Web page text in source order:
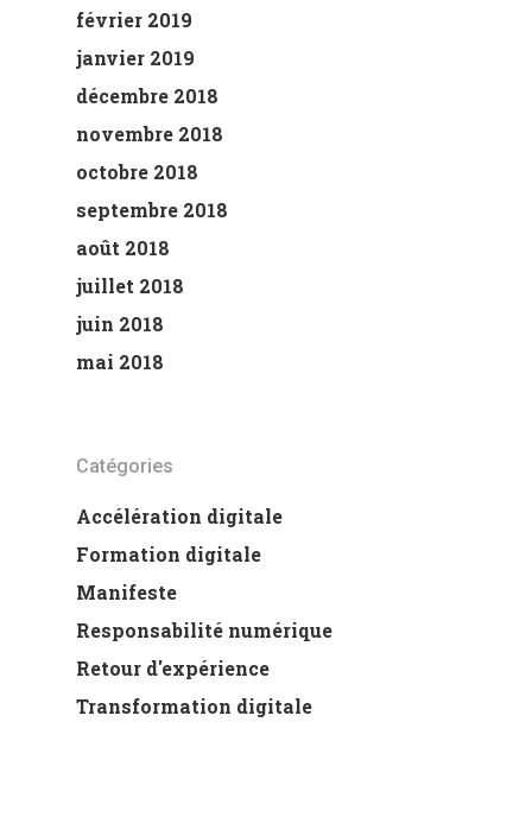
février 2019
janvier 2019
décembre 2018
novembre 2018
octobre 2018
septembre 2018
août 2018
juillet 2018
juin 2018
mai 2018
Catégories
Accélération digitale
Formation digitale
Manifeste
Responsabilité numérique
Retour d'expérience
Transformation digitale